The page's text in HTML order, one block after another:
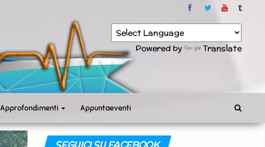
Powered by Translate
Approfondimenti Appuntaeventi